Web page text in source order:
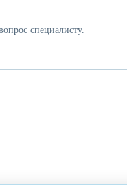
специалисту.